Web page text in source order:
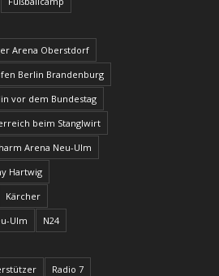
Arena Oberstdorf
Berlin Brandenburg
vor dem Bundestag
beim Stanglwirt
Arena Neu-Ulm
Hartwig
Kärcher
Ulm
N24
Radio 7